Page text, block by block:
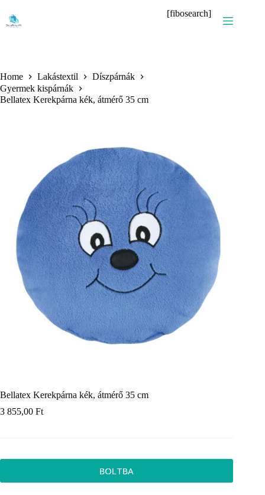
content
[fibosearch]
Home Lakástextil
Díszpárnák
Gyermek kispárnák
Bellatex Kerekpárna kék, átmérő 35 cm
Bellatex Kerekpárna kék, átmérő 35 cm
3 855,00 Ft
BOLTBA